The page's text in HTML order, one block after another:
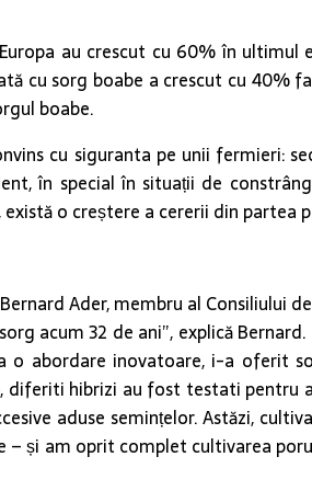
au crescut cu 60% în ultimul
cu sorg boabe a crescut cu 40%
boabe.
cu siguranta pe unii fermieri:
în special în situații de
o creștere a cererii din partea
Ader, membru al Consiliului
acum 32 de ani”, explică
o abordare inovatoare, i-a oferit
diferiti hibrizi au fost testati
aduse semințelor. Astăzi, cultivam
și am oprit complet cultivarea